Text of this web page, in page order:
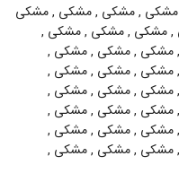
مشکی , مشکی , مشکی , مشکی
مشکی , مشکی , مشکی ,
, مشکی , مشکی ,
, مشکی , مشکی ,
, مشکی , مشکی ,
, مشکی , مشکی ,
, مشکی , مشکی ,
, مشکی , مشکی ,